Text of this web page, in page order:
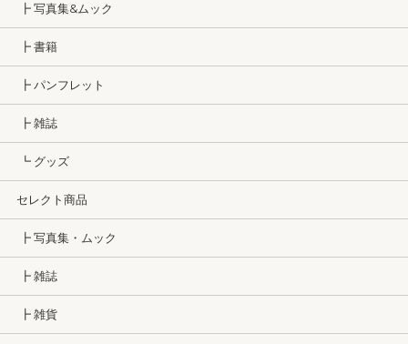
┣ 写真集&ムック
┣ 書籍
┣ パンフレット
┣ 雑誌
┗ グッズ
セレクト商品
┣ 写真集・ムック
┣ 雑誌
┣ 雑貨